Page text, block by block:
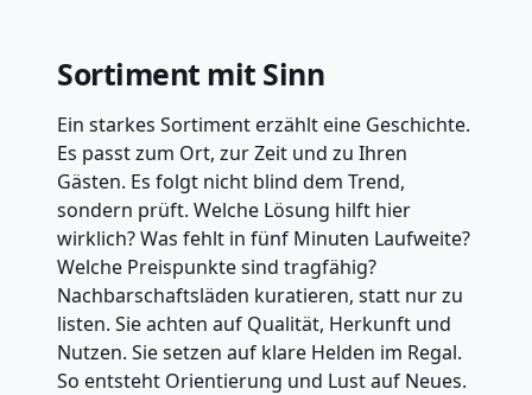
Sortiment mit Sinn
Ein starkes Sortiment erzählt eine Geschichte.
Es passt zum Ort, zur Zeit und zu Ihren
Gästen. Es folgt nicht blind dem Trend,
sondern prüft. Welche Lösung hilft hier
wirklich? Was fehlt in fünf Minuten Laufweite?
Welche Preispunkte sind tragfähig?
Nachbarschaftsläden kuratieren, statt nur zu
listen. Sie achten auf Qualität, Herkunft und
Nutzen. Sie setzen auf klare Helden im Regal.
So entsteht Orientierung und Lust auf Neues.